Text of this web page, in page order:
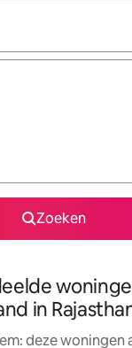
beschikbaar
Zoeken
in
deze woningen